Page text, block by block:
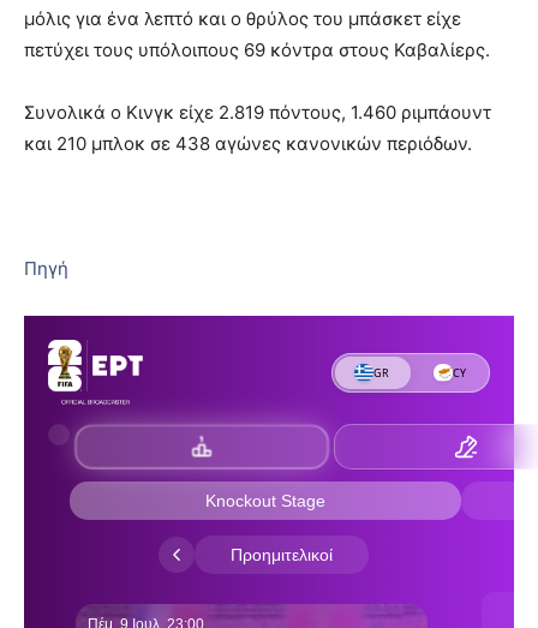
μόλις για ένα λεπτό και ο θρύλος του μπάσκετ είχε
πετύχει τους υπόλοιπους 69 κόντρα στους Καβαλίερς.
Συνολικά ο Κινγκ είχε 2.819 πόντους, 1.460 ριμπάουντ
και 210 μπλοκ σε 438 αγώνες κανονικών περιόδων.
Πηγή